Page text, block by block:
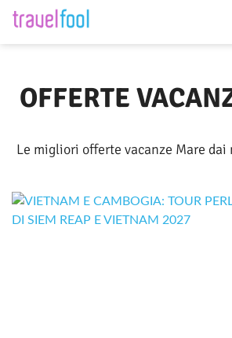
Cerca
OFFERTE
Le migliori offerte vacanze Mare